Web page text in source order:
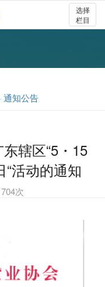
选择
栏目
通知公告
辖区“5・15
活动的通知
704次